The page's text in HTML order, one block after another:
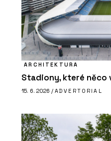
ARCHITEKTURA
Stadiony, které něco
15. 6. 2026 / ADVERTORIAL